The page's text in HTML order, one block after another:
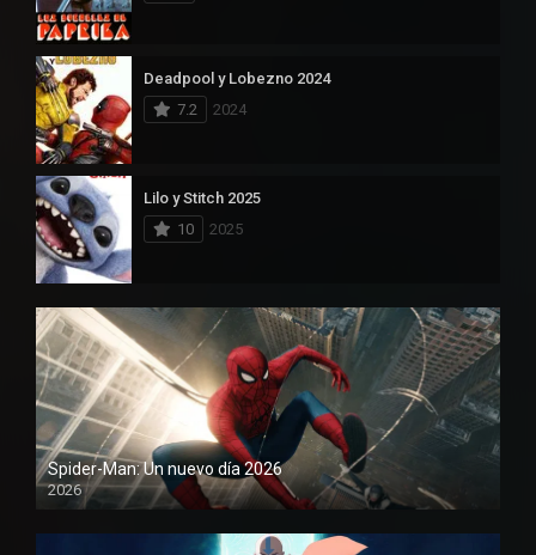
Deadpool y Lobezno 2024
7.2
2024
Lilo y Stitch 2025
10
2025
Spider-Man: Un nuevo día 2026
2026
1080P